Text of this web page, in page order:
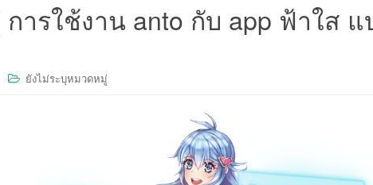
การใช้งาน anto กับ app ฟ้าใส แ
ยังไม่ระบุหมวดหมู่